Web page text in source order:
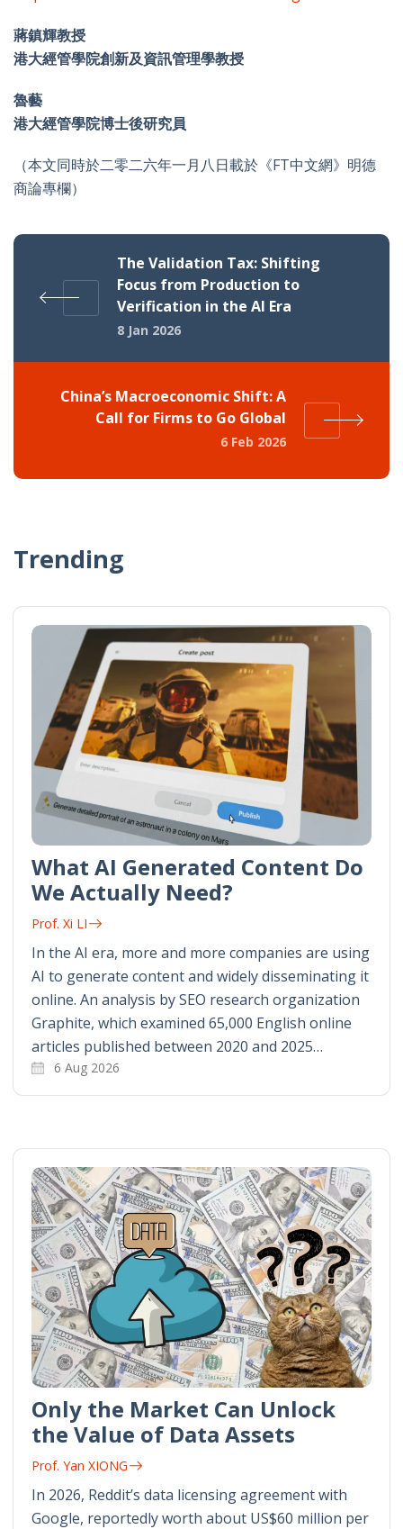
蔣鎮輝教授
港大經管學院創新及資訊管理學教授
魯藝
港大經管學院博士後研究員
（本文同時於二零二六年一月八日載於《FT中文網》明德
商論專欄）
The Validation Tax: Shifting
Focus from Production to
Verification in the AI Era
8 Jan 2026
China’s Macroeconomic Shift: A
Call for Firms to Go Global
6 Feb 2026
Trending
What AI Generated Content Do
We Actually Need?
Prof. Xi LI
In the AI era, more and more companies are using
AI to generate content and widely disseminating it
online. An analysis by SEO research organization
Graphite, which examined 65,000 English online
articles published between 2020 and 2025…
6 Aug 2026
Only the Market Can Unlock
the Value of Data Assets
Prof. Yan XIONG
In 2026, Reddit’s data licensing agreement with
Google, reportedly worth about US$60 million per